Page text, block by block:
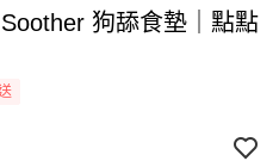
狗舔食墊｜點點